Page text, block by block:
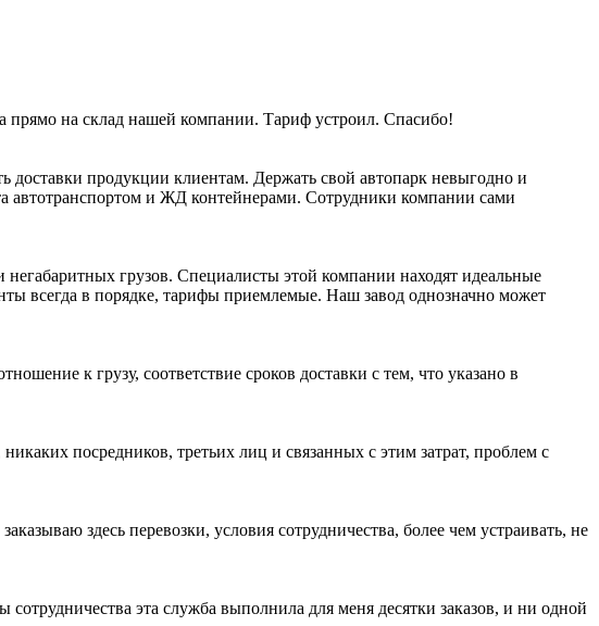
прямо на склад нашей компании. Тариф устроил. Спасибо!
доставки продукции клиентам. Держать свой автопарк невыгодно и
автотранспортом и ЖД контейнерами. Сотрудники компании сами
грузов. Специалисты этой компании находят идеальные
всегда в порядке, тарифы приемлемые. Наш завод однозначно может
к грузу, соответствие сроков доставки с тем, что указано в
посредников, третьих лиц и связанных с этим затрат, проблем с
здесь перевозки, условия сотрудничества, более чем устраивать, не
эта служба выполнила для меня десятки заказов, и ни одной